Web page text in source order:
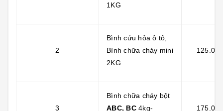
1KG
2
Bình cứu hỏa ô tô,
Bình chữa cháy mini
2KG
3
Bình chữa cháy bột
ABC, BC4kg-